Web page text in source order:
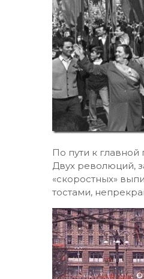
По пути к
Двух революций,
«скоростных»
тостами,